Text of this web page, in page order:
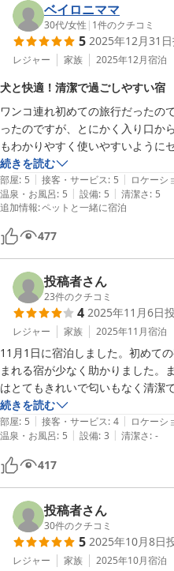
ベイロニママ
30代/女性 | 1件のクチコミ
5 2025年12月31日
レジャー 家族 2025年12月宿泊
犬と快適！清潔で過ごしやすい宿
ワンコ連れ初めての旅行だったの
ったのですが、とにかく入り口か
もわかりやすく使いやすいように
かったです。宿の方も、居心地の
せました。ご飯はとっても美味し
ワンコ連れで部屋で吠えてしまっ
が隣ではありますが響くこともな
ごせたと思います。建物全体で、
が、寒さを感じることなく過ごせ
た。
続きを読む
部屋: 5 | 接客・サービス: 5 | ロケーシ
温泉・お風呂: 5 | 設備: 5 | 清潔さ: 5
追加情報:ペットと一緒に宿泊
477
投稿者さん
23件のクチコミ
4 2025年11月6日
レジャー 家族 2025年11月宿泊
11月1日に宿泊しました。初めて
まれる宿が少なく助かりました。
はとてもきれいで匂いもなく清潔
トでなかったのと、洗面化粧台が
食事は本格的なコース料理でした
間がちょっと遅かったですね。で
た。
続きを読む
部屋: 5 | 接客・サービス: 4 | ロケーシ
温泉・お風呂: 5 | 設備: 3 | 清潔さ: -
417
投稿者さん
30件のクチコミ
5 2025年10月8日
レジャー 家族 2025年10月宿泊